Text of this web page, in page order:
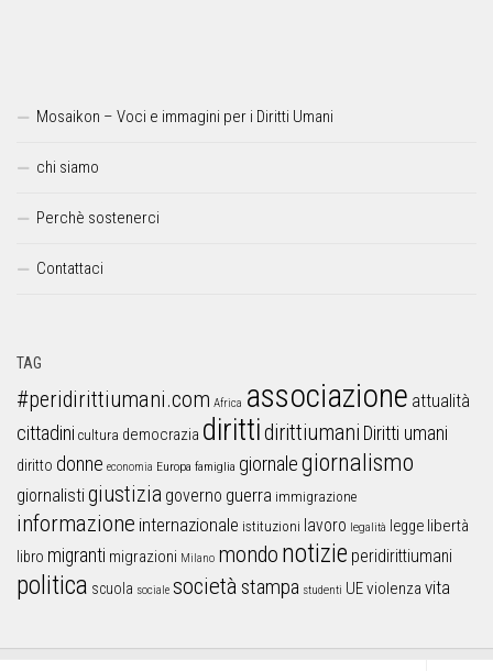
Mosaikon – Voci e immagini per i Diritti Umani
chi siamo
Perchè sostenerci
Contattaci
TAG
#peridirittiumani.com Africa associazione attualità
cittadini cultura democrazia dirittidirittiumani Diritti umani
diritto donne economia Europa famiglia giornalegiornalismo
giornalistigiustizia governo guerra immigrazione
informazione internazionale istituzioni lavoro legalità legge libertà
libro migranti migrazioni Milano mondo notizie peridirittiumani
politica scuola sociale società stampa studenti UEviolenza vita